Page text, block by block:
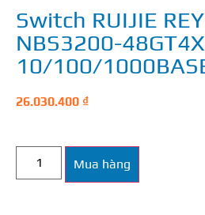
Switch RUIJIE
NBS3200-
10/100/
26.030.400 ₫
Mua hàng